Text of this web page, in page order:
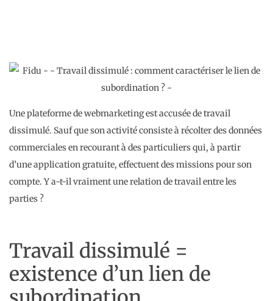
Une plateforme de webmarketing est accusée de travail
dissimulé. Sauf que son activité consiste à récolter des données
commerciales en recourant à des particuliers qui, à partir
d’une application gratuite, effectuent des missions pour son
compte. Y a-t-il vraiment une relation de travail entre les
parties ?
Travail dissimulé =
existence d’un lien de